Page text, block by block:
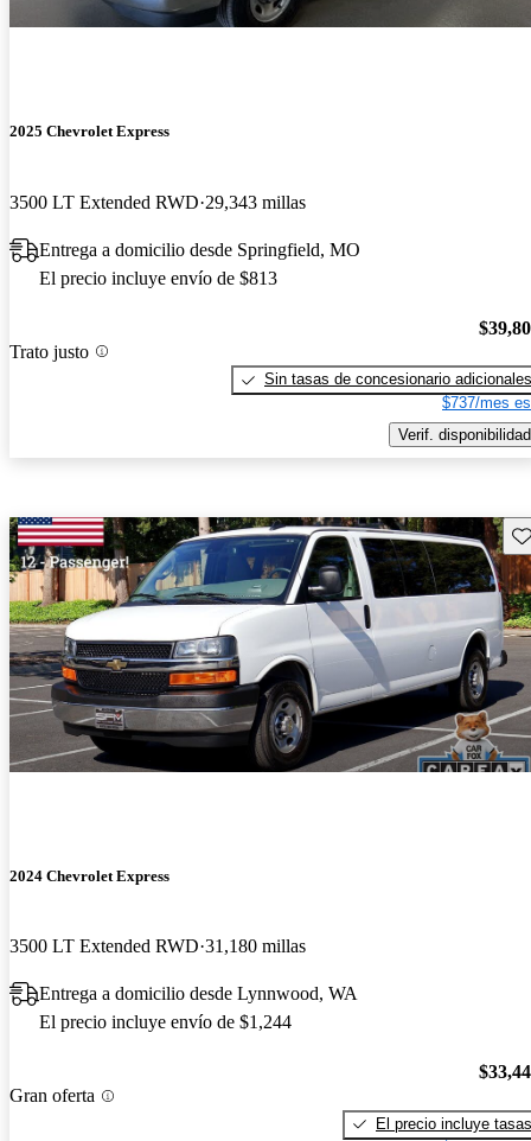
2025 Chevrolet Express
3500 LT Extended RWD 29,343 millas
Entrega a domicilio desde Springfield, MO
El precio incluye envío de $813
Trato justo
Sin tasas de concesionario adicionales
$737/mes
Verif. disponibilidad
2024 Chevrolet Express
3500 LT Extended RWD 31,180 millas
Entrega a domicilio desde Lynnwood, WA
El precio incluye envío de $1,244
Gran oferta
El precio incluye tasas